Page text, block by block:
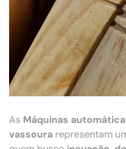
As Máquinas
vassoura representam